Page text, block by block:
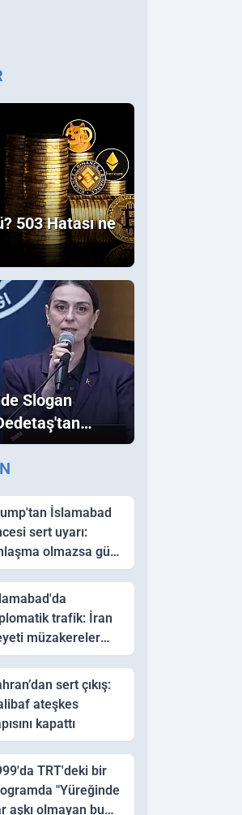
503 Hatası ne
Slogan
ve
İslamabad
sert uyarı:
olmazsa güç
trafik: İran
müzakereler
Pakistan'a ulaştı
sert çıkış:
ateşkes
kapattı
TRT'deki bir
"Yüreğinde
aşkı olmayan bu